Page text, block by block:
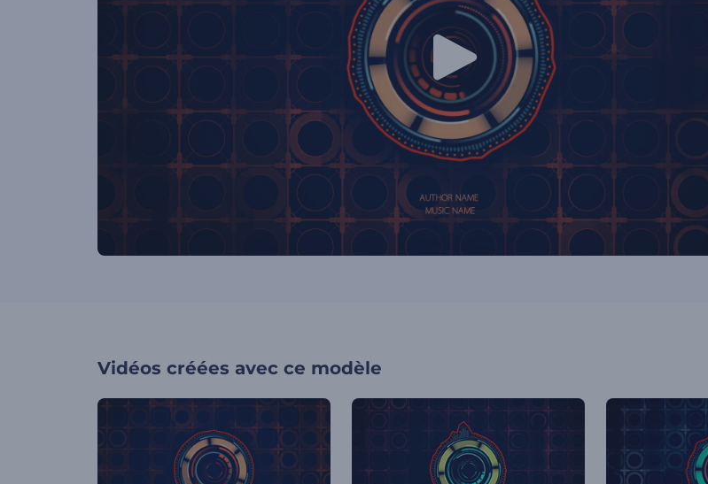
Vidéos créées avec ce modèle